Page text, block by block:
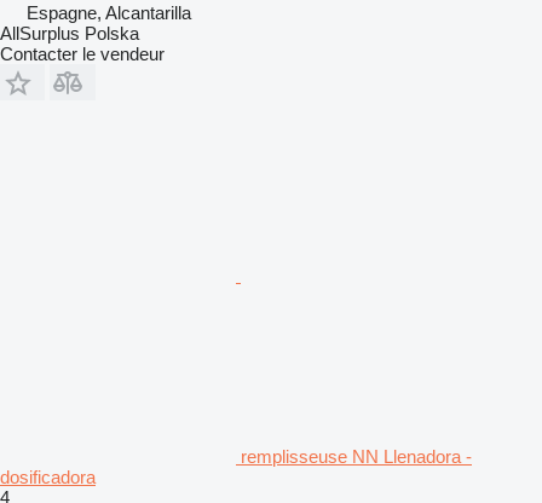
Espagne, Alcantarilla
AllSurplus Polska
Contacter le vendeur
remplisseuse NN Llenadora -
dosificadora
4